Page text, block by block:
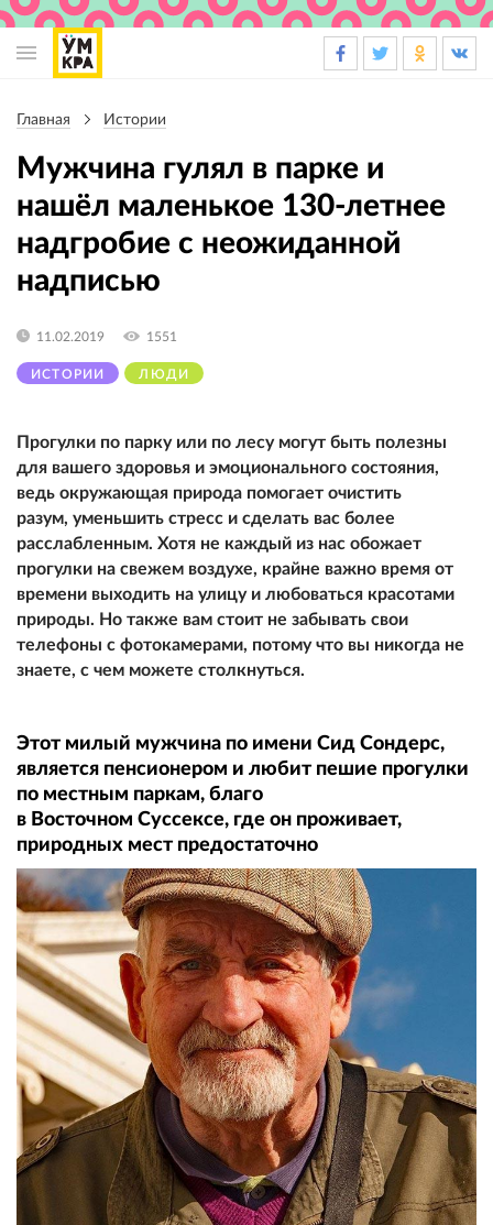
навигации
Главная Истории
Мужчина гулял в парке и
нашёл маленькое 130-летнее
надгробие с неожиданной
надписью
ИСТОРИИ ЛЮДИ
11.02.2019 1551
Прогулки по парку или по лесу могут быть полезны
для вашего здоровья и эмоционального состояния,
ведь окружающая природа помогает очистить
разум, уменьшить стресс и сделать вас более
расслабленным. Хотя не каждый из нас обожает
прогулки на свежем воздухе, крайне важно время от
времени выходить на улицу и любоваться красотами
природы. Но также вам стоит не забывать свои
телефоны с фотокамерами, потому что вы никогда не
знаете, с чем можете столкнуться.
Этот милый мужчина по имени Сид Сондерс,
является пенсионером и любит пешие прогулки
по местным паркам, благо
в Восточном Суссексе, где он проживает,
природных мест предостаточно